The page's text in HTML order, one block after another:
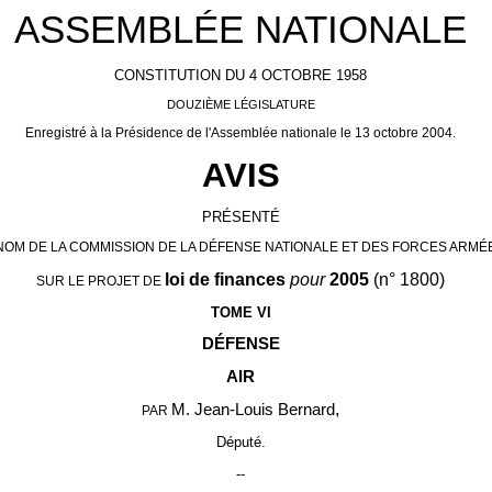
ASSEMBLÉE NATIONALE
CONSTITUTION DU 4 OCTOBRE 1958
DOUZIÈME LÉGISLATURE
Enregistré à la Présidence de l'Assemblée nationale le 13 octobre 2004.
AVIS
PRÉSENTÉ
DE LA COMMISSION DE LA DÉFENSE NATIONALE ET DES FORCES
SUR LE PROJET DE loi de finances pour 2005 (n° 1800)
TOME VI
DÉFENSE
AIR
PAR M. Jean-Louis Bernard,
Député.
--